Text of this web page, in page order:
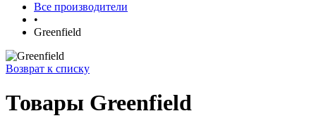
Все производители
•
Greenfield
Возврат к списку
Товары Greenfield